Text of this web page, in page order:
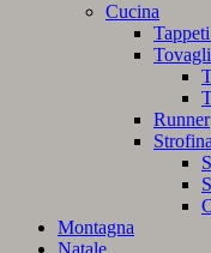
Cucina
Runner
Montagna
Natale